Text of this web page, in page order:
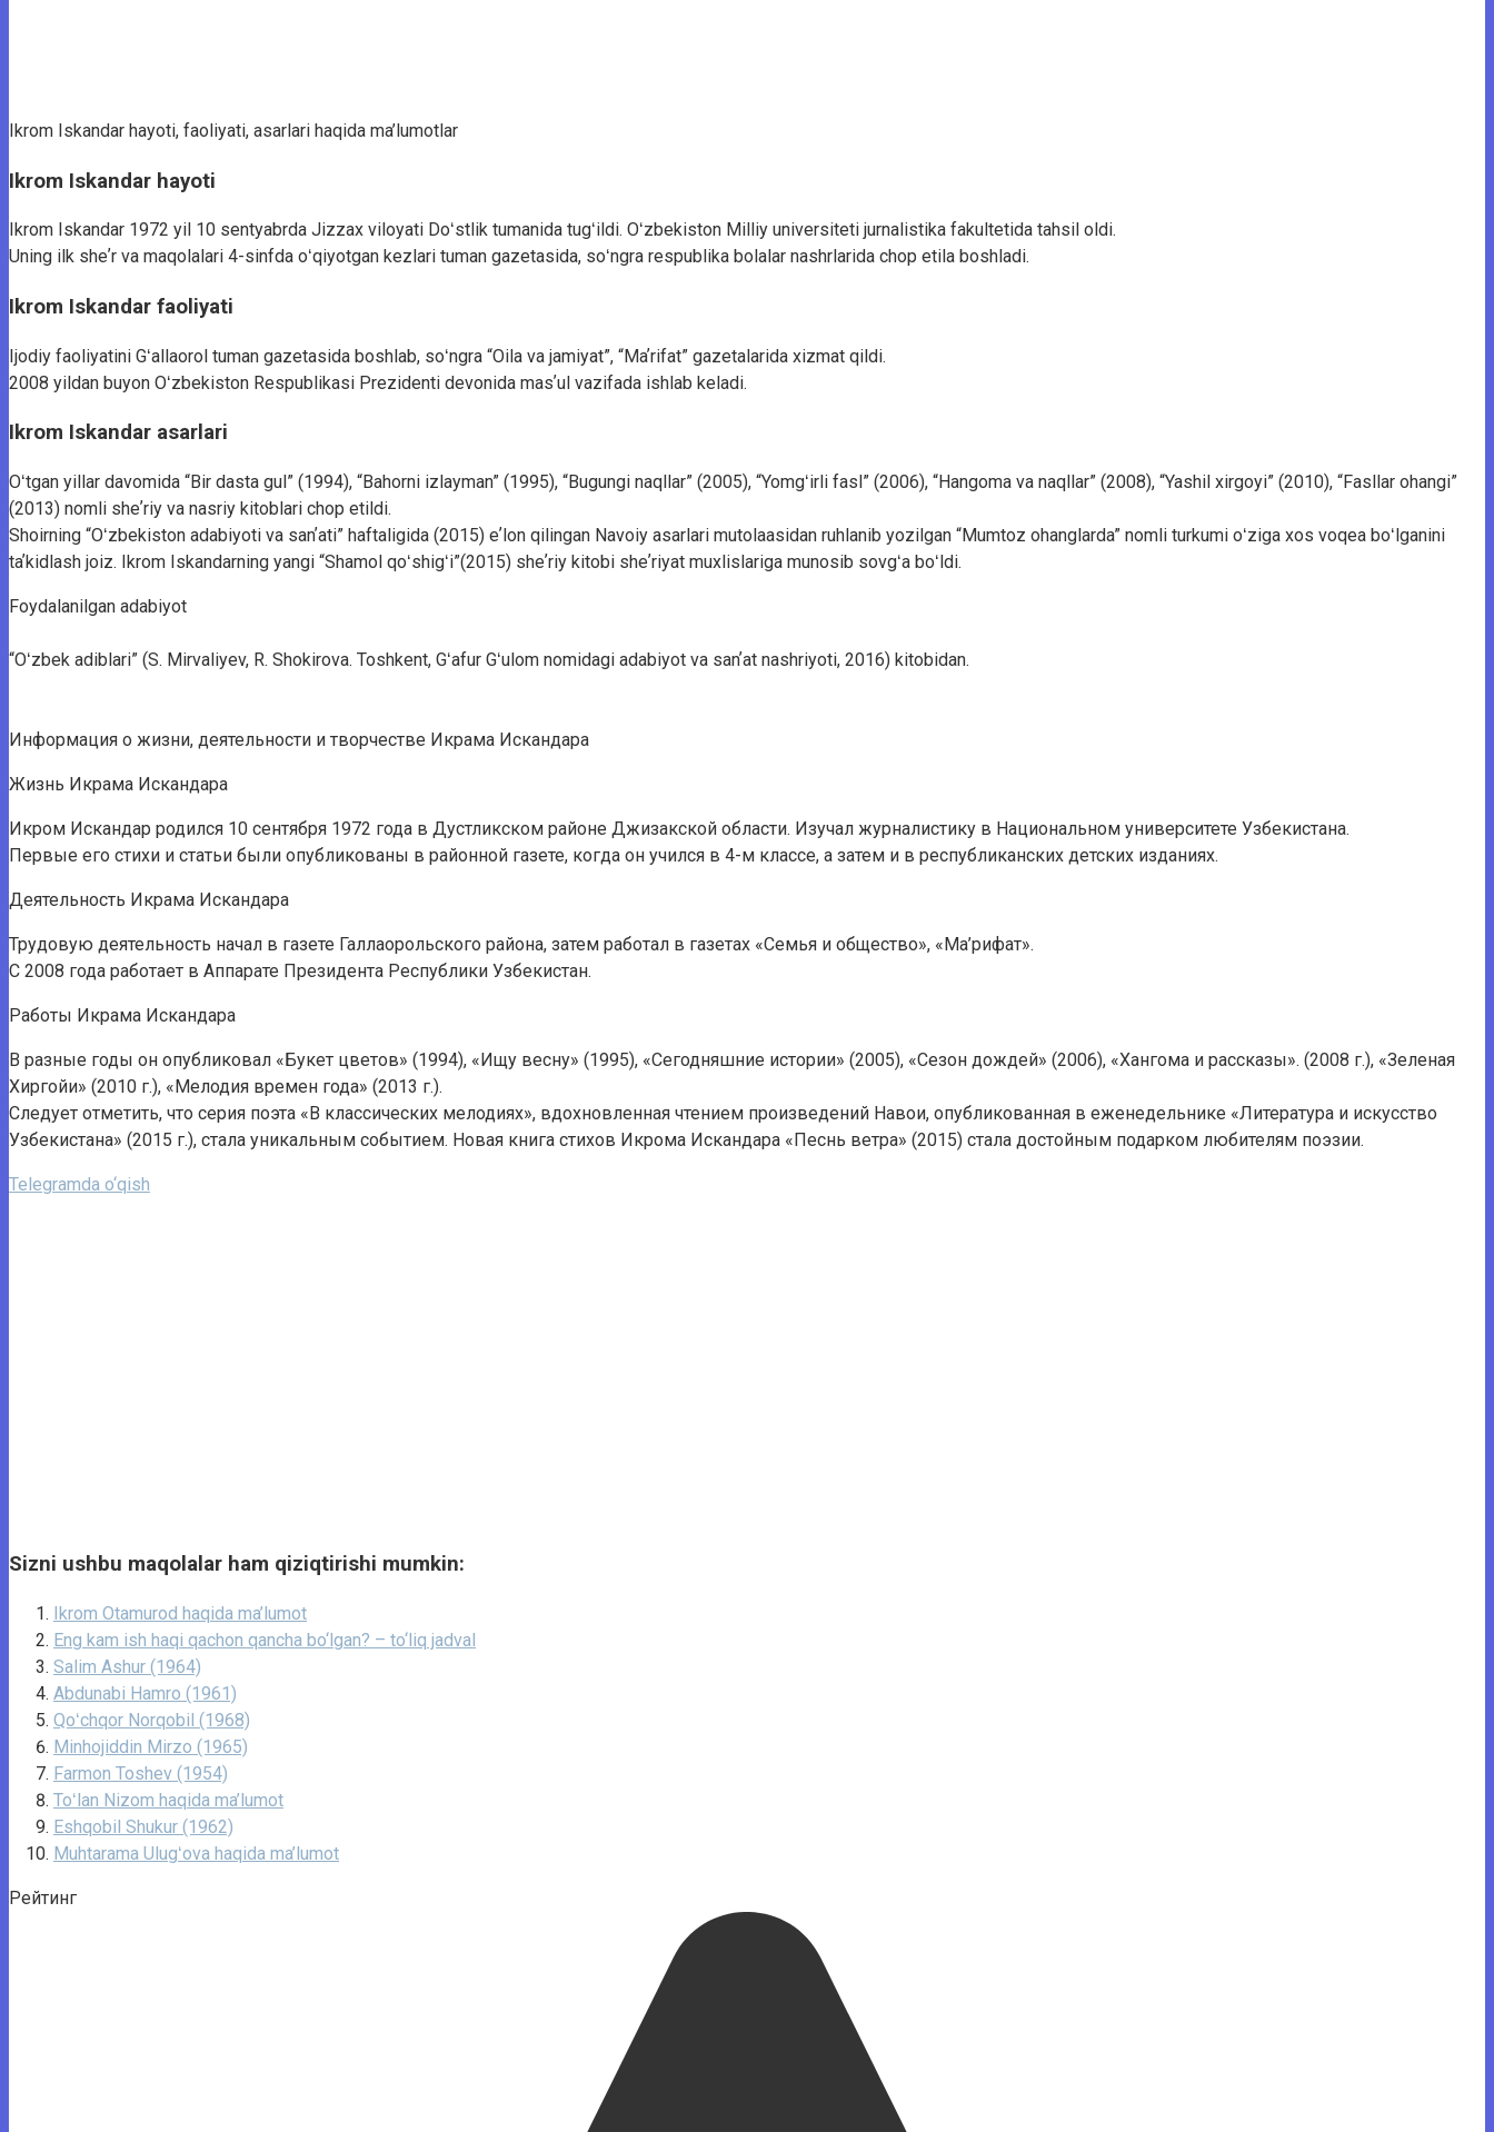
Ikrom Iskandar hayoti, faoliyati, asarlari haqida ma’lumotlar
Ikrom Iskandar hayoti
Ikrom Iskandar 1972 yil 10 sentyabrda Jizzax viloyati Doʻstlik tumanida tugʻildi. Oʻzbekiston Milliy universiteti jurnalistika fakultetida tahsil oldi.
Uning ilk sheʼr va maqolalari 4-sinfda oʻqiyotgan kezlari tuman gazetasida, soʻngra respublika bolalar nashrlarida chop etila boshladi.
Ikrom Iskandar faoliyati
Ijodiy faoliyatini Gʻallaorol tuman gazetasida boshlab, soʻngra “Oila va jamiyat”, “Maʼrifat” gazetalarida xizmat qildi.
2008 yildan buyon Oʻzbekiston Respublikasi Prezidenti devonida masʼul vazifada ishlab keladi.
Ikrom Iskandar asarlari
Oʻtgan yillar davomida “Bir dasta gul” (1994), “Bahorni izlayman” (1995), “Bugungi naqllar” (2005), “Yomgʻirli fasl” (2006), “Hangoma va naqllar” (2008), “Yashil xirgoyi” (2010), “Fasllar ohangi”
(2013) nomli sheʼriy va nasriy kitoblari chop etildi.
Shoirning “Oʻzbekiston adabiyoti va sanʼati” haftaligida (2015) eʼlon qilingan Navoiy asarlari mutolaasidan ruhlanib yozilgan “Mumtoz ohanglarda” nomli turkumi oʻziga xos voqea boʻlganini
taʼkidlash joiz. Ikrom Iskandarning yangi “Shamol qoʻshigʻi”(2015) sheʼriy kitobi sheʼriyat muxlislariga munosib sovgʻa boʻldi.
Foydalanilgan adabiyot
“Oʻzbek adiblari” (S. Mirvaliyev, R. Shokirova. Toshkent, Gʻafur Gʻulom nomidagi adabiyot va sanʼat nashriyoti, 2016) kitobidan.
Информация о жизни, деятельности и творчестве Икрама Искандара
Жизнь Икрама Искандара
Икром Искандар родился 10 сентября 1972 года в Дустликском районе Джизакской области. Изучал журналистику в Национальном университете Узбекистана.
Первые его стихи и статьи были опубликованы в районной газете, когда он учился в 4-м классе, а затем и в республиканских детских изданиях.
Деятельность Икрама Искандара
Трудовую деятельность начал в газете Галлаорольского района, затем работал в газетах «Семья и общество», «Ма’рифат».
С 2008 года работает в Аппарате Президента Республики Узбекистан.
Работы Икрама Искандара
В разные годы он опубликовал «Букет цветов» (1994), «Ищу весну» (1995), «Сегодняшние истории» (2005), «Сезон дождей» (2006), «Хангома и рассказы». (2008 г.), «Зеленая
Хиргойи» (2010 г.), «Мелодия времен года» (2013 г.).
Следует отметить, что серия поэта «В классических мелодиях», вдохновленная чтением произведений Навои, опубликованная в еженедельнике «Литература и искусство
Узбекистана» (2015 г.), стала уникальным событием. Новая книга стихов Икрома Искандара «Песнь ветра» (2015) стала достойным подарком любителям поэзии.
Telegramda o‘qish
Sizni ushbu maqolalar ham qiziqtirishi mumkin:
Ikrom Otamurod haqida ma’lumot
Eng kam ish haqi qachon qancha bo‘lgan? – to‘liq jadval
Salim Ashur (1964)
Abdunabi Hamro (1961)
Qoʻchqor Norqobil (1968)
Minhojiddin Mirzo (1965)
Farmon Toshev (1954)
Toʻlan Nizom haqida ma’lumot
Eshqobil Shukur (1962)
Muhtarama Ulugʻova haqida ma’lumot
Рейтинг